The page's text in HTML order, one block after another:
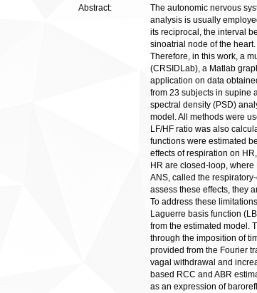
Abstract:
The autonomic nervous
analysis is usually
its reciprocal, the interval
sinoatrial node of the
Therefore, in this work, a
(CRSIDLab), a Matlab
application on data
from 23 subjects in supine
spectral density (PSD)
model. All methods were
LF/HF ratio was also
functions were estimated
effects of respiration on
HR are closed-loop,
ANS, called the
assess these effects, they
To address these
Laguerre basis function
from the estimated model.
through the imposition of
provided from the Fourier
vagal withdrawal and
based RCC and ABR
as an expression of